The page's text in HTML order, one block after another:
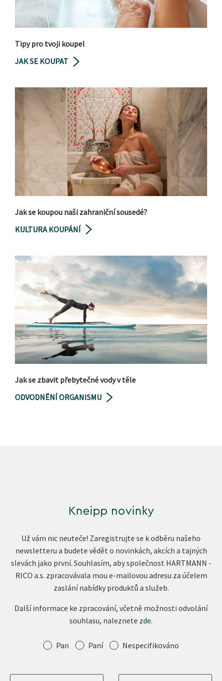
Tipy pro tvoji koupel
JAK SE KOUPAT
Jak se koupou naši zahraniční sousedé?
KULTURA KOUPÁNÍ
Jak se zbavit přebytečné vody v těle
ODVODNĚNÍ ORGANISMU
Kneipp novinky
Už vám nic neuteče! Zaregistrujte se k odběru našeho
newsletteru a budete vědět o novinkách, akcích a tajných
slevách jako první. Souhlasím, aby společnost HARTMANN -
RICO a.s. zpracovávala mou e-mailovou adresu za účelem
zaslání nabídky produktů a služeb.
Další informace ke zpracování, včetně možnosti odvolání
souhlasu, naleznete zde.
Oslovení Pan Paní Nespecifikováno